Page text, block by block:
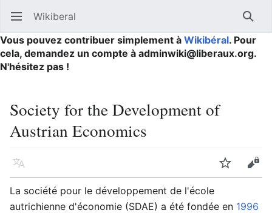
Ouvrir le menu principal Wikiberal
Vous pouvez contribuer simplement à Wikibéral. Pour
cela, demandez un compte à adminwiki@liberaux.org.
N'hésitez pas !
Society for the Development of
Austrian Economics
Langue Suivre
La société pour le développement de l'école
autrichienne d'économie (SDAE) a été fondée en 1996